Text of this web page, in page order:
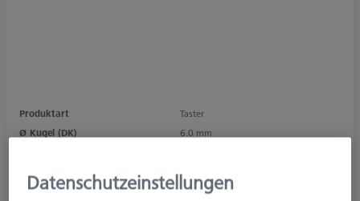
Produktart
Taster
Ø Kugel (DK)
6.0 mm
Diamantbeschichtet
Tastelement
Kugelsegment
Datenschutzeinstellungen